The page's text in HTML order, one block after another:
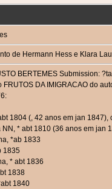
de Hermann Hess e Klara
BERTEMES Submission:
FRUTOS DA IMIGRACAO do
1804 (, 42 anos em jan
NN, * abt 1810 (36 anos em jan
*ab 1833
1835
* abt 1836
1838
1840